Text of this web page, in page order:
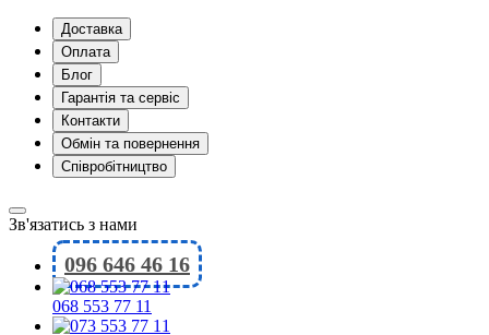
Доставка
Оплата
Блог
Гарантія та сервіс
Контакти
Обмін та повернення
Співробітництво
Зв'язатись з нами
096 646 46 16
068 553 77 11